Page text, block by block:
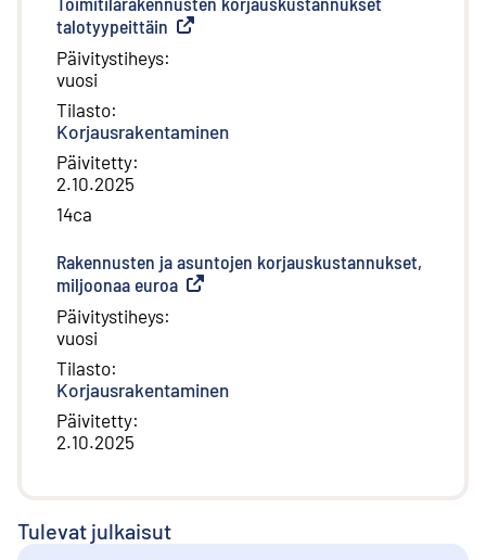
talotyypeittäin Ulkoinen linkki
Päivitystiheys:
vuosi
Tilasto:
Korjausrakentaminen
Päivitetty:
2.10.2025
14ca
Rakennusten ja asuntojen korjauskustannukset,
miljoonaa euroa Ulkoinen linkki
Päivitystiheys:
vuosi
Tilasto:
Korjausrakentaminen
Päivitetty:
2.10.2025
Tulevat julkaisut